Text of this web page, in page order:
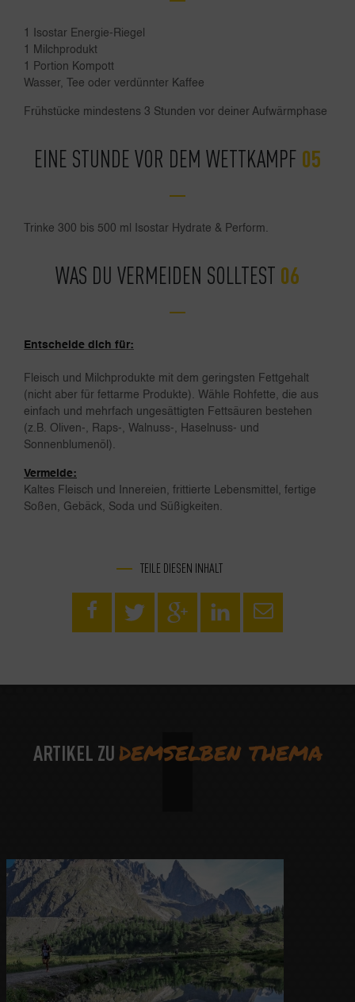
1 Isostar Energie-Riegel
1 Milchprodukt
1 Portion Kompott
Wasser, Tee oder verdünnter Kaffee
Frühstücke mindestens 3 Stunden vor deiner Aufwärmphase
EINE STUNDE VOR DEM WETTKAMPF
Trinke 300 bis 500 ml Isostar Hydrate & Perform.
WAS DU VERMEIDEN SOLLTEST
Entscheide dich für:
Fleisch und Milchprodukte mit dem geringsten Fettgehalt
(nicht aber für fettarme Produkte). Wähle Rohfette, die aus
einfach und mehrfach ungesättigten Fettsäuren bestehen
(z.B. Oliven-, Raps-, Walnuss-, Haselnuss- und
Sonnenblumenöl).
Vermeide:
Kaltes Fleisch und Innereien, frittierte Lebensmittel, fertige
Soßen, Gebäck, Soda und Süßigkeiten.
TEILE DIESEN INHALT
ARTIKEL ZU DEMSELBEN THEMA